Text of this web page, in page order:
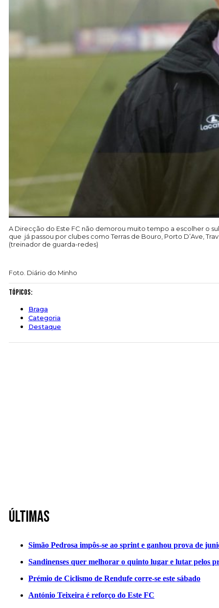
A Direcção do Este FC não demorou muito tempo a escolher o
que já passou por clubes como Terras de Bouro, Porto D’Ave,
(treinador de guarda-redes)
Foto. Diário do Minho
Tópicos:
Braga
Categoria
Destaque
Últimas
Simão Pedrosa impôs-se ao sprint e ganhou prova de
Sandinenses quer melhorar o quinto lugar e lutar pelos
Prémio de Ciclismo de Rendufe corre-se este sábado
António Teixeira é reforço do Este FC